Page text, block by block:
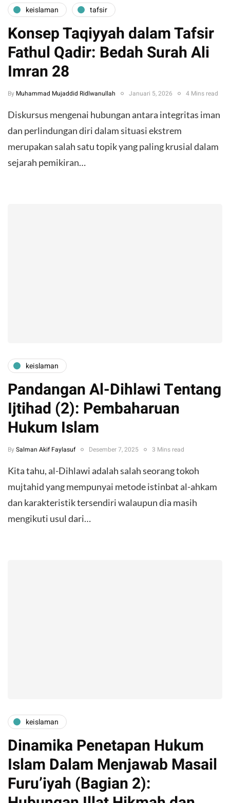
keislaman tafsir
Konsep Taqiyyah dalam Tafsir
Fathul Qadir: Bedah Surah Ali
Imran 28
By Muhammad Mujaddid Ridlwanullah Januari 5, 2026 4 Mins read
​Diskursus mengenai hubungan antara integritas iman
dan perlindungan diri dalam situasi ekstrem
merupakan salah satu topik yang paling krusial dalam
sejarah pemikiran…
keislaman
Pandangan Al-Dihlawi Tentang
Ijtihad (2): Pembaharuan
Hukum Islam
By Salman Akif Faylasuf Desember 7, 2025 3 Mins read
Kita tahu, al-Dihlawi adalah salah seorang tokoh
mujtahid yang mempunyai metode istinbat al-ahkam
dan karakteristik tersendiri walaupun dia masih
mengikuti usul dari…
keislaman
Dinamika Penetapan Hukum
Islam Dalam Menjawab Masail
Furu’iyah (Bagian 2):